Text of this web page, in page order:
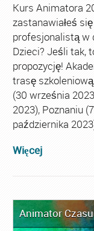
Kurs Animatora
zastanawiałeś
profesjonalistą w
Dzieci? Jeśli tak,
propozycję!
trasę
(30 września
2023), Poznaniu
października
Więcej
Animator